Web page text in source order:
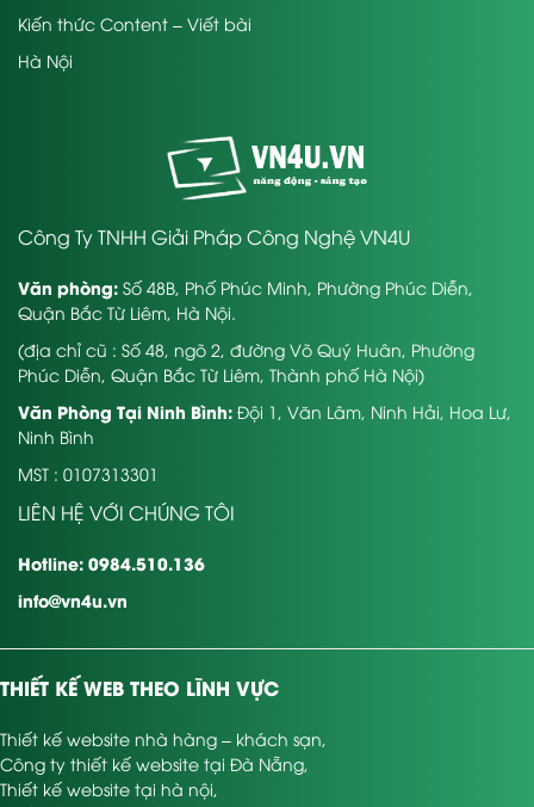
Kiến thức Content – Viết bài
Hà Nội
Công Ty TNHH Giải Pháp Công Nghệ VN4U
Văn phòng: Số 48B, Phố Phúc Minh, Phường Phúc Diễn,
Quận Bắc Từ Liêm, Hà Nội.
(địa chỉ cũ : Số 48, ngõ 2, đường Võ Quý Huân, Phường
Phúc Diễn, Quận Bắc Từ Liêm, Thành phố Hà Nội)
Văn Phòng Tại Ninh Bình: Đội 1, Văn Lâm, Ninh Hải, Hoa Lư,
Ninh Bình
MST : 0107313301
LIÊN HỆ VỚI CHÚNG TÔI
Hotline: 0984.510.136
info@vn4u.vn
THIẾT KẾ WEB THEO LĨNH VỰC
Thiết kế website nhà hàng – khách sạn,
Công ty thiết kế website tại Đà Nẵng,
Thiết kế website tại hà nội,